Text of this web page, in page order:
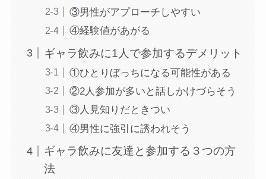
③男性がアプローチしやすい
④経験値があがる
ギャラ飲みに1人で参加するデメリット
①ひとりぼっちになる可能性がある
②2人参加が多いと話しかけづらそう
③人見知りだときつい
④男性に強引に誘われそう
ギャラ飲みに友達と参加する３つの方
法